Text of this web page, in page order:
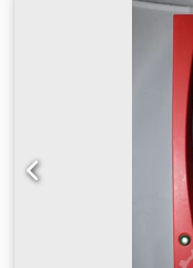
batteries (18 V 2.6
Torque range: 5.0 to
3/8" square Length: